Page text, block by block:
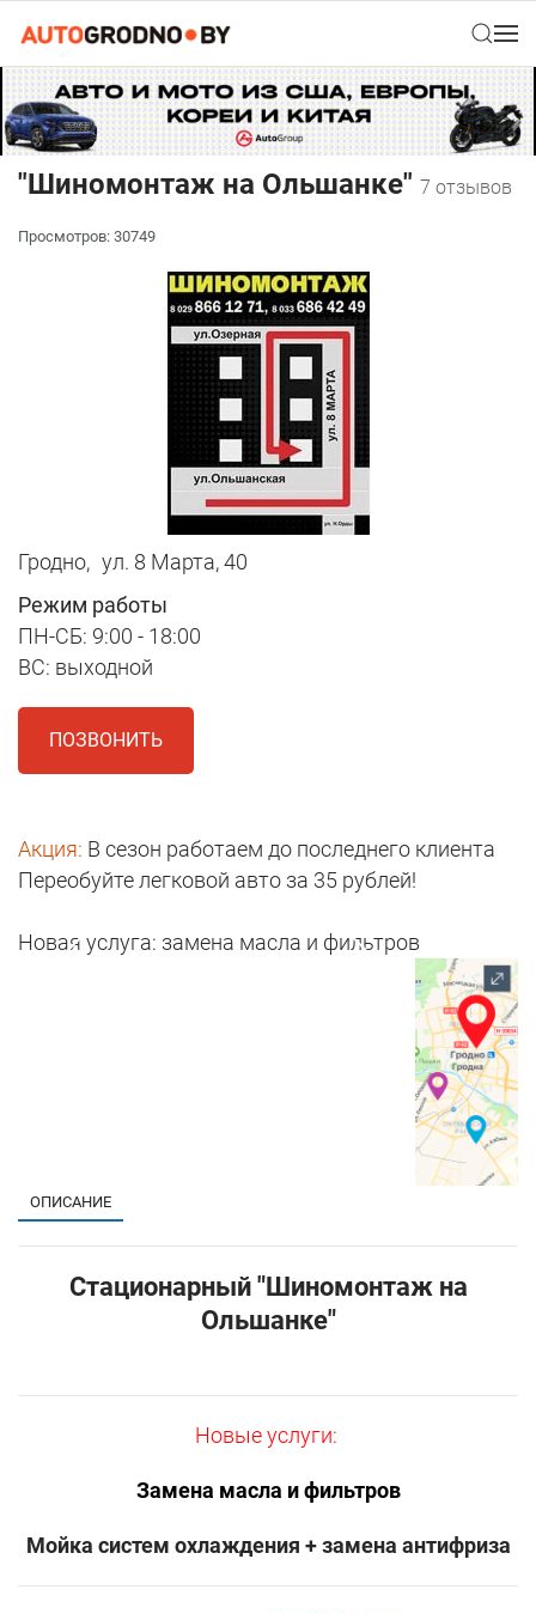
"Шиномонтаж на Ольшанке" 7 отзывов
Просмотров: 30749
Гродно, ул. 8 Марта, 40
Режим работы
ПН-СБ: 9:00 - 18:00
ВС: выходной
ПОЗВОНИТЬ
Акция: В сезон работаем до последнего клиента
Переобуйте легковой авто за 35 рублей!
Новая услуга: замена масла и фильтров
ОПИСАНИЕ
Стационарный "Шиномонтаж на
Ольшанке"
Новые услуги:
Замена масла и фильтров
Мойка систем охлаждения + замена антифриза